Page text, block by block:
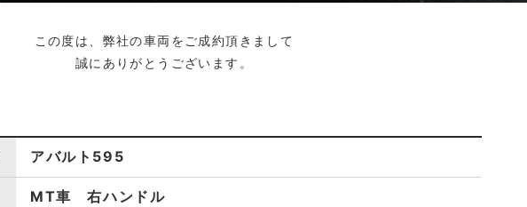
この度は、弊社の車両をご成約頂きまして
誠にありがとうございます。
アバルト595
MT車 右ハンドル